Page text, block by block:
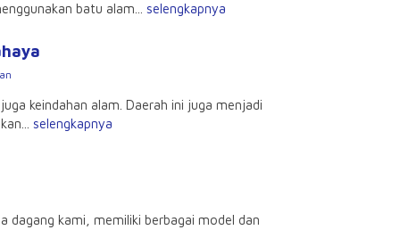
batu alam... selengkapnya
keindahan alam. Daerah ini juga menjadi
selengkapnya
dagang kami, memiliki berbagai model dan